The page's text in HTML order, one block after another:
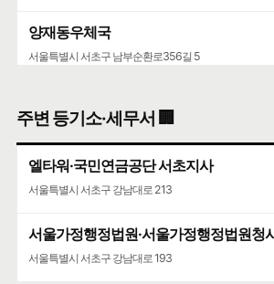
양재동우체국
서울특별시 서초구 남부순환로356길 5
서울특별시 서초구 강남대로 193
주변 등기소·세무서 🏢
엘타워·국민연금공단 서초지사
서울특별시 서초구 강남대로 213
서울가정행정법원·서울가정행정법원청
서울특별시 서초구 강남대로 193